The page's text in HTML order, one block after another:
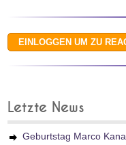
Letzte News
Geburtstag Marco Kana